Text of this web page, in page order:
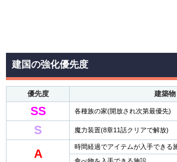
建国の強化優先度
優先度 建築物
SS 各種族の家(開放され次第最優先)
S 魔力装置(8章11話クリアで解放)
A
時間経過でアイテムが入手できる